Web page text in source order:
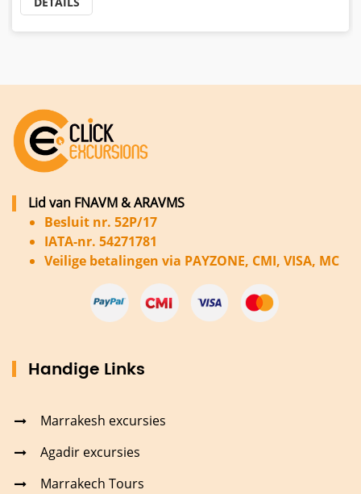
Lid van FNAVM & ARAVMS
Besluit nr. 52P/17
IATA-nr. 54271781
Veilige betalingen via PAYZONE, CMI, VISA, MC
Handige Links
Marrakesh excursies
Agadir excursies
Marrakech Tours